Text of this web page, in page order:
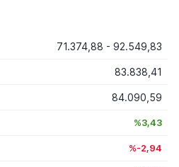
71.374,88 - 92.549,83
83.838,41
84.090,59
%3,43
%-2,94